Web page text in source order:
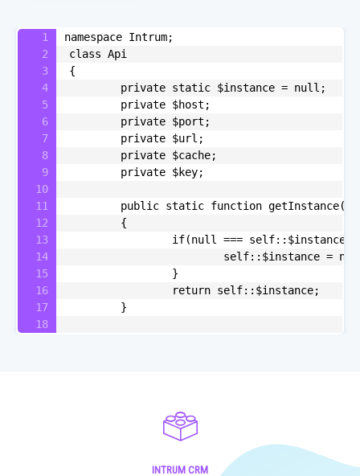
namespace Intrum;
	class Api
	{
		private static $instance = null;
		private $host;
		private $port;
		private $url;
		private $cache;
		private $key;
		public static function getInstance()
		{
			if(null === self::$instance){
self::$instance =
			}
			return self::$instance;
		}
INTRUM CRM